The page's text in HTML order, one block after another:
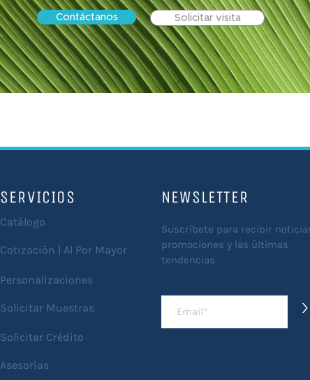
Contáctanos Solicitar visita
SERVICIOS
Catálogo
Cotización | Al Por Mayor
Personalizaciones
Solicitar Muestras
Solicitar Crédito
NEWSLETTER
Suscríbete para recibir
promociones y las últimas
tendencias.
>
Asesorías